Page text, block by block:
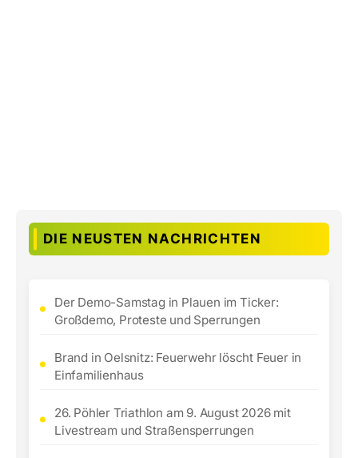
DIE NEUSTEN NACHRICHTEN
Der Demo-Samstag in Plauen im Ticker:
Großdemo, Proteste und Sperrungen
Brand in Oelsnitz: Feuerwehr löscht Feuer in
Einfamilienhaus
26. Pöhler Triathlon am 9. August 2026 mit
Livestream und Straßensperrungen